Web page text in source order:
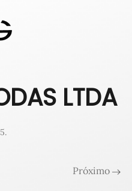
LTDA
.
Próximo